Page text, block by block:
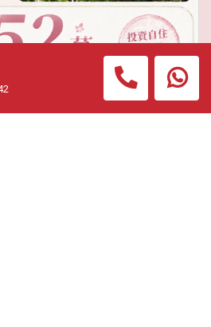
我拎更多資料啦】 大阪
附近, 步行不到10分鐘即到梅田
最有價值及升幅最高地段之